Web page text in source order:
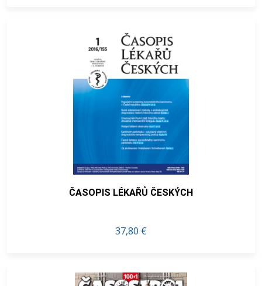
ČASOPIS LÉKAŘŮ ČESKÝCH
37,80 €